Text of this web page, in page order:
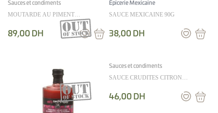
Sauces et condiments
MOUTARDE AU PIMENT
D’ESPELETTE ET SAUTERNES 100G
89,00 DH
Épicerie Mexicaine
SAUCE MEXICAINE 90G
38,00 DH
Sauces et condiments
SAUCE CRUDITES CITRON
46,00 DH